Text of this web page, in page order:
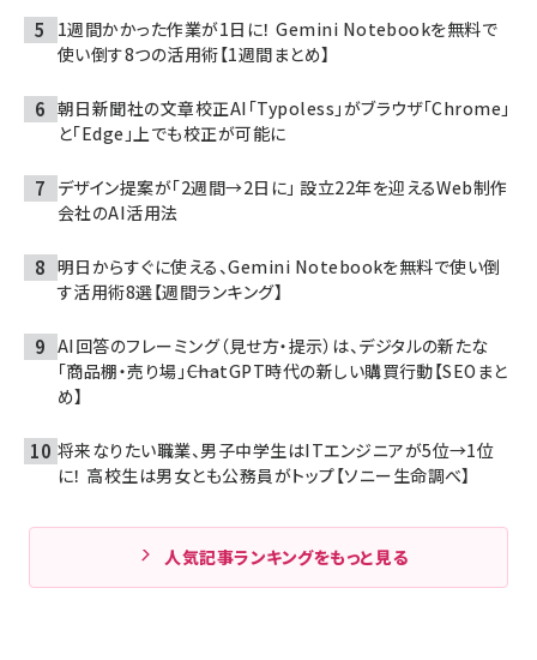
1週間かかった作業が1日に！ Gemini Notebookを無料で
使い倒す8つの活用術【1週間まとめ】
朝日新聞社の文章校正AI「Typoless」がブラウザ「Chrome」
と「Edge」上でも校正が可能に
デザイン提案が「2週間→2日に」 設立22年を迎えるWeb制作
会社のAI活用法
明日からすぐに使える、Gemini Notebookを無料で使い倒
す活用術8選【週間ランキング】
AI回答のフレーミング（見せ方・提示）は、デジタルの新たな
「商品棚・売り場」――ChatGPT時代の新しい購買行動【SEOまと
め】
将来なりたい職業、男子中学生はITエンジニアが5位→1位
に！ 高校生は男女とも公務員がトップ【ソニー生命調べ】
人気記事ランキングをもっと見る